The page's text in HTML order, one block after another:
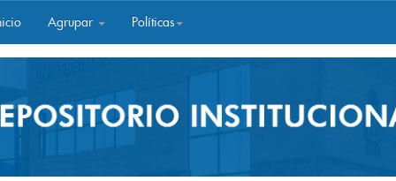
Agrupar Políticas